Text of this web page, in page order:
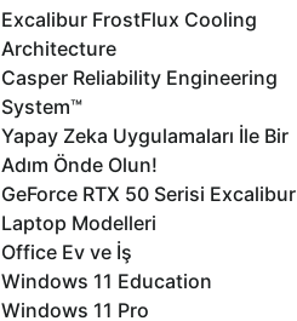
Excalibur FrostFlux Cooling
Architecture
Casper Reliability Engineering
System™
Yapay Zeka Uygulamaları İle Bir
Adım Önde Olun!
GeForce RTX 50 Serisi Excalibur
Laptop Modelleri
Office Ev ve İş
Windows 11 Education
Windows 11 Pro